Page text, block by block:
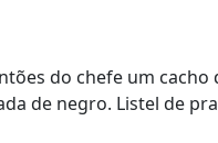
do chefe um cacho
de negro. Listel de